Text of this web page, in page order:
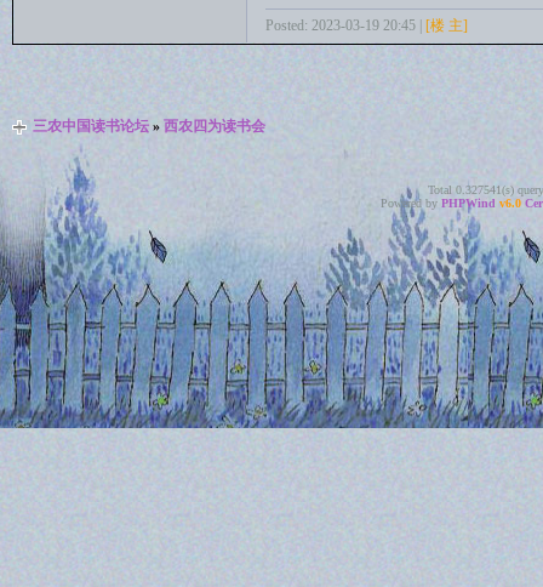
Posted: 2023-03-19 20:45 | [楼 主]
三农中国读书论坛» 西农四为读书会
Total 0.327541(s)
Powered by PHPWind v6.0